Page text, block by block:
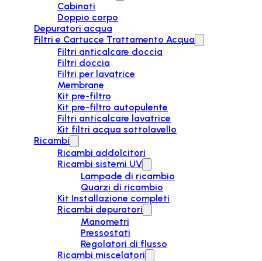
Cabinati
Doppio corpo
Depuratori acqua
Filtri e Cartucce Trattamento Acqua
Filtri anticalcare doccia
Filtri doccia
Filtri per lavatrice
Membrane
Kit pre-filtro
Kit pre-filtro autopulente
Filtri anticalcare lavatrice
Kit filtri acqua sottolavello
Ricambi
Ricambi addolcitori
Ricambi sistemi UV
Lampade di ricambio
Quarzi di ricambio
Kit Installazione completi
Ricambi depuratori
Manometri
Pressostati
Regolatori di flusso
Ricambi miscelatori